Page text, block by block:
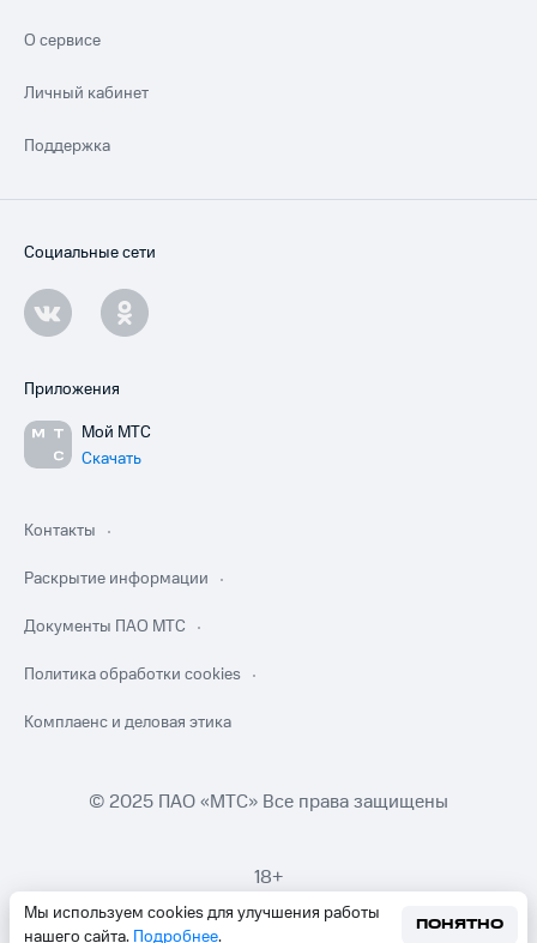
Мы используем cookies для улучшения работы
нашего сайта. Подробнее.
ПОНЯТНО
О сервисе
Личный кабинет
Поддержка
Социальные сети
Приложения
Мой МТС
Скачать
Контакты
Раскрытие информации
Документы ПАО МТС
Политика обработки cookies
Комплаенс и деловая этика
© 2025 ПАО «МТС» Все права защищены
18+